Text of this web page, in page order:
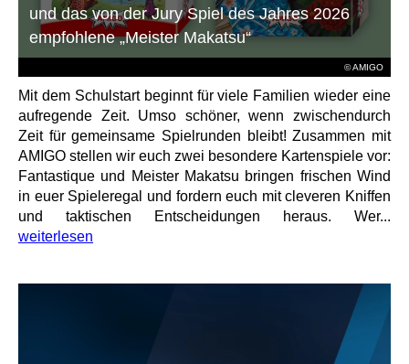
© AMIGO
und das von der Jury Spiel des Jahres 2026
empfohlene „Meister Makatsu“
Mit dem Schulstart beginnt für viele Familien wieder eine
aufregende Zeit. Umso schöner, wenn zwischendurch
Zeit für gemeinsame Spielrunden bleibt! Zusammen mit
AMIGO stellen wir euch zwei besondere Kartenspiele vor:
Fantastique und Meister Makatsu bringen frischen Wind
in euer Spieleregal und fordern euch mit cleveren Kniffen
und taktischen Entscheidungen heraus. Wer...
weiterlesen